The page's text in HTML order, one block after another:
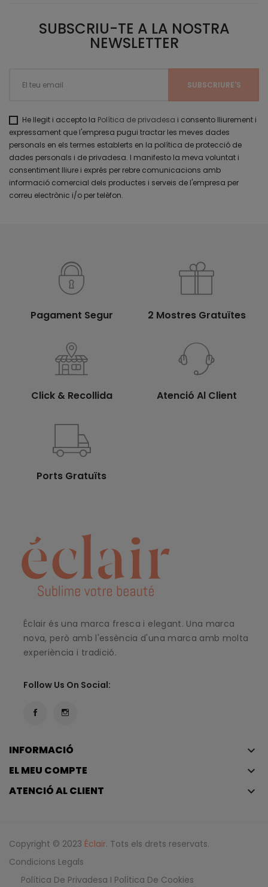
SUBSCRIU-TE A LA NOSTRA
NEWSLETTER
He llegit i accepto la Política de privadesa i consento lliurement i
expressament que l'empresa pugui tractar les meves dades
personals en els termes establerts en la política de protecció de
dades personals i de privadesa. I manifesto la meva voluntat i
consentiment lliure i exprés per rebre comunicacions amb
informació comercial dels productes i serveis de l'empresa per
correu electrònic i/o per telèfon.
Pagament Segur 2 Mostres Gratuïtes
Click & Recollida Atenció Al Client
Ports Gratuïts
Éclair és una marca fresca i elegant. Una marca
nova, però amb l'essència d'una marca amb molta
experiència i tradició.
Follow Us On Social:
INFORMACIÓ keyboard_arrow_down
EL MEU COMPTE keyboard_arrow_down
ATENCIÓ AL CLIENT keyboard_arrow_down
Copyright © 2023 Éclair. Tots els drets reservats.
Condicions Legals
Política De Privadesa I Política De Cookies